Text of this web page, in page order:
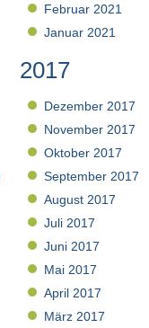
Februar 2021
Januar 2021
2017
Dezember 2017
November 2017
Oktober 2017
September 2017
August 2017
Juli 2017
Juni 2017
Mai 2017
April 2017
März 2017